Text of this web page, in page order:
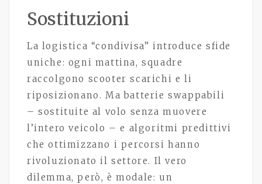
Sostituzioni
La logistica “condivisa” introduce sfide
uniche: ogni mattina, squadre
raccolgono scooter scarichi e li
riposizionano. Ma batterie swappabili
– sostituite al volo senza muovere
l’intero veicolo – e algoritmi predittivi
che ottimizzano i percorsi hanno
rivoluzionato il settore. Il vero
dilemma, però, è modale: un